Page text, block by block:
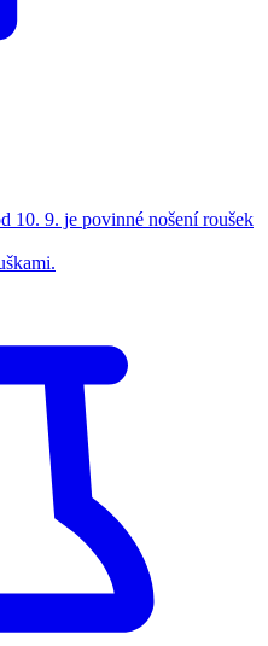
10. 9. je povinné nošení roušek